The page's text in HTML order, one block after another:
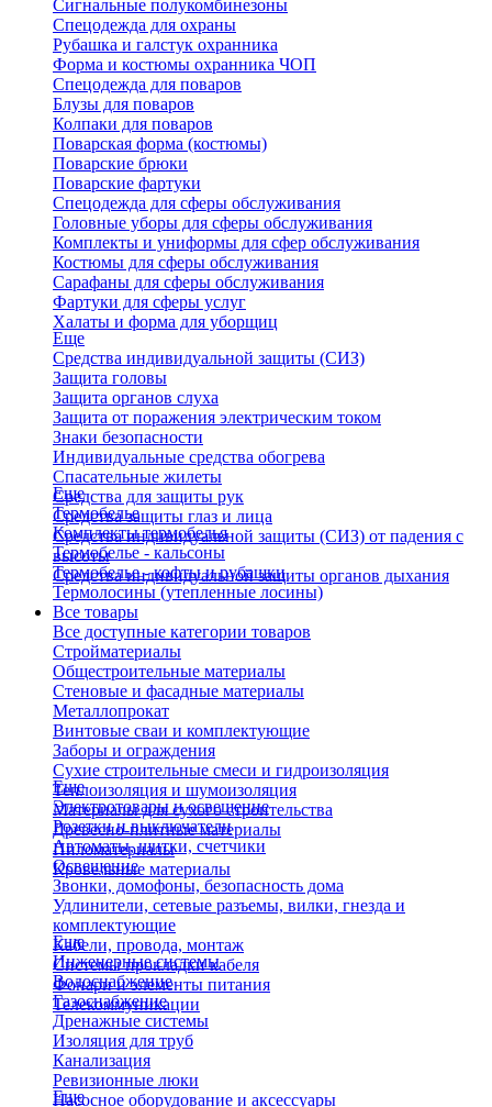
Сигнальные полукомбинезоны
Спецодежда для охраны
Рубашка и галстук охранника
Форма и костюмы охранника ЧОП
Спецодежда для поваров
Блузы для поваров
Колпаки для поваров
Поварская форма (костюмы)
Поварские брюки
Поварские фартуки
Спецодежда для сферы обслуживания
Головные уборы для сферы обслуживания
Комплекты и униформы для сфер обслуживания
Костюмы для сферы обслуживания
Сарафаны для сферы обслуживания
Фартуки для сферы услуг
Халаты и форма для уборщиц
Еще
Средства индивидуальной защиты (СИЗ)
Защита головы
Защита органов слуха
Защита от поражения электрическим током
Знаки безопасности
Индивидуальные средства обогрева
Спасательные жилеты
Средства для защиты рук
Средства защиты глаз и лица
Средства индивидуальной защиты (СИЗ) от падения с
высоты
Средства индивидуальной защиты органов дыхания
Еще
Термобелье
Комплекты термобелья
Термобелье - кальсоны
Термобелье - кофты и рубашки
Термолосины (утепленные лосины)
Все товары
Все доступные категории товаров
Стройматериалы
Общестроительные материалы
Стеновые и фасадные материалы
Металлопрокат
Винтовые сваи и комплектующие
Заборы и ограждения
Сухие строительные смеси и гидроизоляция
Теплоизоляция и шумоизоляция
Материалы для сухого строительства
Древесно-плитные материалы
Пиломатериалы
Кровельные материалы
Еще
Электротовары и освещение
Розетки и выключатели
Автоматы, щитки, счетчики
Освещение
Звонки, домофоны, безопасность дома
Удлинители, сетевые разъемы, вилки, гнезда и
комплектующие
Кабели, провода, монтаж
Системы прокладки кабеля
Фонари и элементы питания
Телекоммуникации
Еще
Инженерные системы
Водоснабжение
Газоснабжение
Дренажные системы
Изоляция для труб
Канализация
Ревизионные люки
Насосное оборудование и аксессуары
Еще